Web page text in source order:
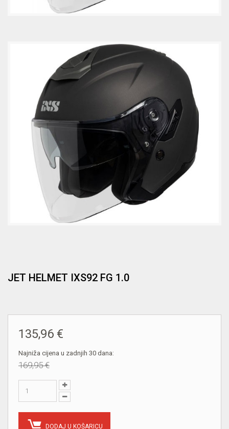
JET HELMET IXS92 FG 1.0
135,96 €
Najniža cijena u zadnjih 30 dana:
169,95 €
DODAJ U KOŠARICU